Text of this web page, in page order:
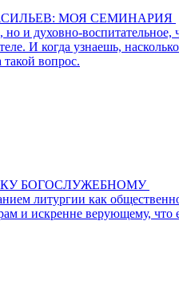
МОЯ СЕМИНАРИЯ
и духовно-
И когда узнаешь,
вопрос.
БОГОСЛУЖЕБНОМУ
литургии как
и искренне верующему,